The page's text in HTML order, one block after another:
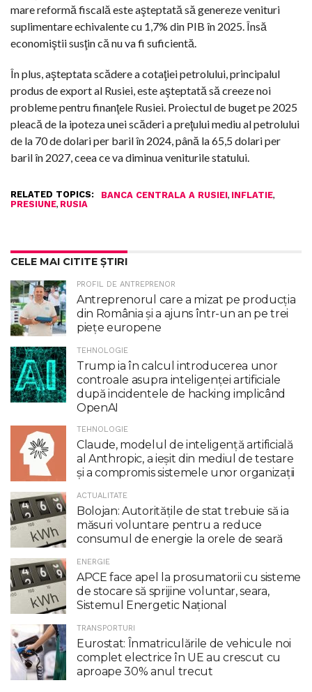
mare reformă fiscală este aşteptată să genereze venituri
suplimentare echivalente cu 1,7% din PIB în 2025. Însă
economiştii susţin că nu va fi suficientă.
În plus, aşteptata scădere a cotaţiei petrolului, principalul
produs de export al Rusiei, este aşteptată să creeze noi
probleme pentru finanţele Rusiei. Proiectul de buget pe 2025
pleacă de la ipoteza unei scăderi a preţului mediu al petrolului
de la 70 de dolari per baril în 2024, până la 65,5 dolari per
baril în 2027, ceea ce va diminua veniturile statului.
RELATED TOPICS: BANCA CENTRALA A RUSIEI, INFLATIE,
PRESIUNE, RUSIA
CELE MAI CITITE ȘTIRI
PROFIL DE ANTREPRENOR
Antreprenorul care a mizat pe producția
din România și a ajuns într-un an pe trei
piețe europene
TEHNOLOGIE
Trump ia în calcul introducerea unor
controale asupra inteligenţei artificiale
după incidentele de hacking implicând
OpenAI
TEHNOLOGIE
Claude, modelul de inteligenţă artificială
al Anthropic, a ieşit din mediul de testare
şi a compromis sistemele unor organizaţii
ACTUALITATE
Bolojan: Autoritățile de stat trebuie să ia
măsuri voluntare pentru a reduce
consumul de energie la orele de seară
ENERGIE
APCE face apel la prosumatorii cu sisteme
de stocare să sprijine voluntar, seara,
Sistemul Energetic Național
TRANSPORTURI
Eurostat: Înmatriculările de vehicule noi
complet electrice în UE au crescut cu
aproape 30% anul trecut